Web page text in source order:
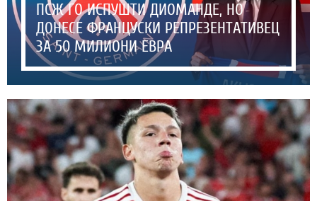
ПСЖ ГО ИСПУШТИ ДИОМАНДЕ, НО
ДОНЕСЕ ФРАНЦУСКИ РЕПРЕЗЕНТАТИВЕЦ
ЗА 50 МИЛИОНИ ЕВРА